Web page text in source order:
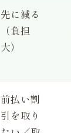
先に減る
（負担
大）
前払い割
引を取り